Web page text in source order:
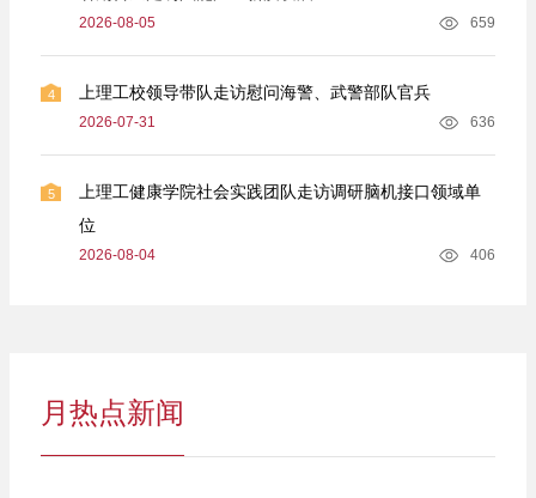
2026-08-05 659
4 上理工校领导带队走访慰问海警、武警部队官兵
2026-07-31 636
5
上理工健康学院社会实践团队走访调研脑机接口领域单
位
2026-08-04 406
月热点新闻